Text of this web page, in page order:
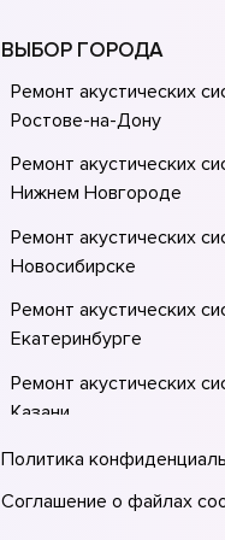
ВЫБОР ГОРОДА
Ремонт акустических
Ростове-на-Донy
Ремонт акустических
Нижнем Новгороде
Ремонт акустических
Новосибирске
Ремонт акустических
Екатеринбурге
Ремонт акустических
Казани
Ремонт акустических
Политика
Соглашение о файлах